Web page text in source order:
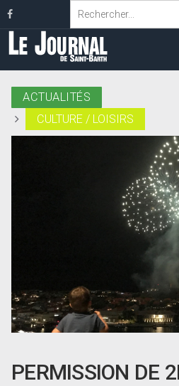
ACTUALITÉS
CULTURE / LOISIRS
PERMISSION DE